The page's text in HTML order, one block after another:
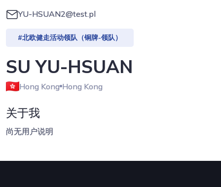
YU-HSUAN2@test.pl
#北欧健走活动领队（铜牌-领队）
SU YU-HSUAN
Hong Kong Hong Kong
关于我
尚无用户说明